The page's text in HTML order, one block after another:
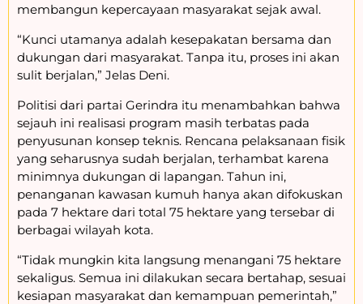
membangun kepercayaan masyarakat sejak awal.
“Kunci utamanya adalah kesepakatan bersama dan
dukungan dari masyarakat. Tanpa itu, proses ini akan
sulit berjalan,” Jelas Deni.
Politisi dari partai Gerindra itu menambahkan bahwa
sejauh ini realisasi program masih terbatas pada
penyusunan konsep teknis. Rencana pelaksanaan fisik
yang seharusnya sudah berjalan, terhambat karena
minimnya dukungan di lapangan. Tahun ini,
penanganan kawasan kumuh hanya akan difokuskan
pada 7 hektare dari total 75 hektare yang tersebar di
berbagai wilayah kota.
“Tidak mungkin kita langsung menangani 75 hektare
sekaligus. Semua ini dilakukan secara bertahap, sesuai
kesiapan masyarakat dan kemampuan pemerintah,”